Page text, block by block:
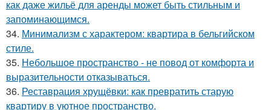
как даже жильё для аренды может быть стильным и
запоминающимся.
34. Минимализм с характером: квартира в бельгийском
стиле.
35. Небольшое пространство - не повод от комфорта и
выразительности отказываться.
36. Реставрация хрущёвки: как превратить старую
квартиру в уютное пространство.